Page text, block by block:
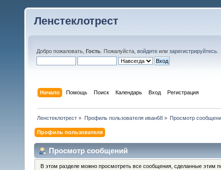
Ленстеклотрест
Добро пожаловать, Гость . Пожалуйста, войдите или зарегистрируйтесь
Начало Помощь Поиск Календарь Вход Регистрация
Ленстеклотрест » Профиль пользователя иван68» Просмотр
Профиль пользователя
Просмотр сообщений
В этом разделе можно просмотреть все сообщения, сделанные этим